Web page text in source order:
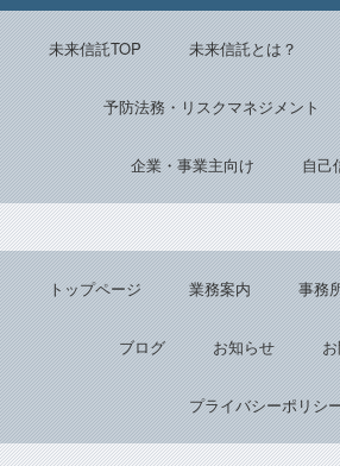
未来信託TOP 未来信託とは？
予防法務・リスクマネジメント
企業・事業主向け 自己
トップページ 業務案内 事務
ブログ お知らせ
プライバシーポリシ